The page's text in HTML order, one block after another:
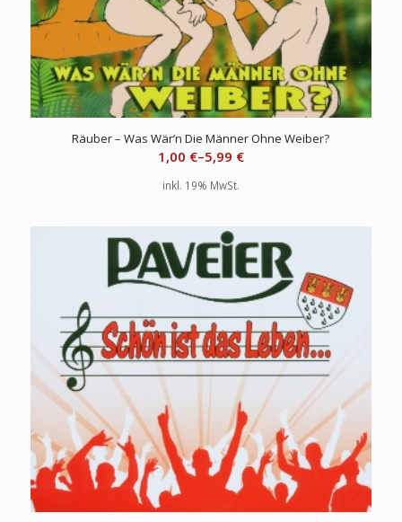
Räuber – Was Wär’n Die Männer Ohne Weiber?
1,00 €–5,99 €
inkl. 19% MwSt.